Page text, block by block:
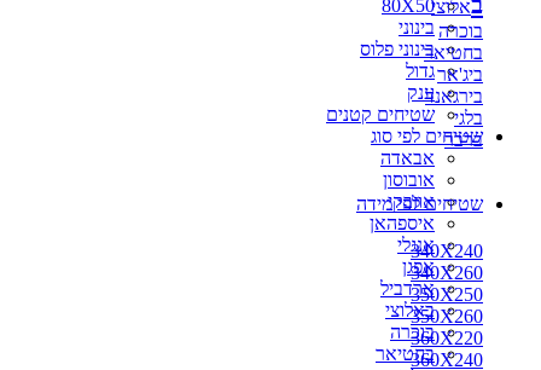
80X50
בינוני
בינוני פלוס
גדול
ענק
שטיחים קטנים
שטיחים לפי סוג
אבאדה
אובוסון
אוזבקי
איספהאן
אנגלי
אפגן
ארדביל
באלוצי
בוכרה
בחטיאר
אלוצי
בוכרה
בחטיאר
ביג'אר
בירגאנד
בלגי
ברבר
שטיחים לפי מידה
340X240
340X260
350X250
350X260
360X220
360X240